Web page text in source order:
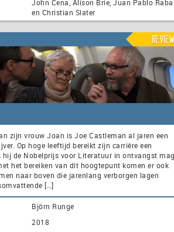
John Cena, Alison Brie, Juan Pablo Raba
en Christian Slater
Review
zijn vrouw Joan is Joe Castleman al jaren een
Op hoge leeftijd bereikt zijn carrière een
de Nobelprijs voor Literatuur in ontvangst mag
het bereiken van dit hoogtepunt komen er ook
naar boven die jarenlang verborgen lagen
[…]
Björn Runge
2018